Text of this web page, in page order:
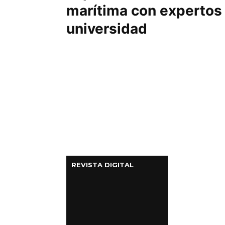
marítima con expertos
universidad
REVISTA DIGITAL